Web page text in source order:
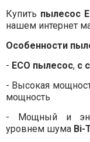
Купить пылесос
нашем интернет
Особенности
- ECO пылесос, с
- Высокая
мощность
- Мощный и
уровнем шума Bi-